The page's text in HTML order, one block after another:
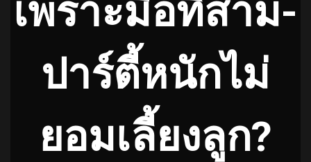
เพราะมือที่สาม-
ปาร์ตี้หนักไม่
ยอมเลี้ยงลูก?